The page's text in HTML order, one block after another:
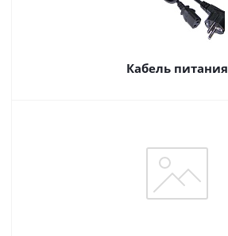
Кабель питания